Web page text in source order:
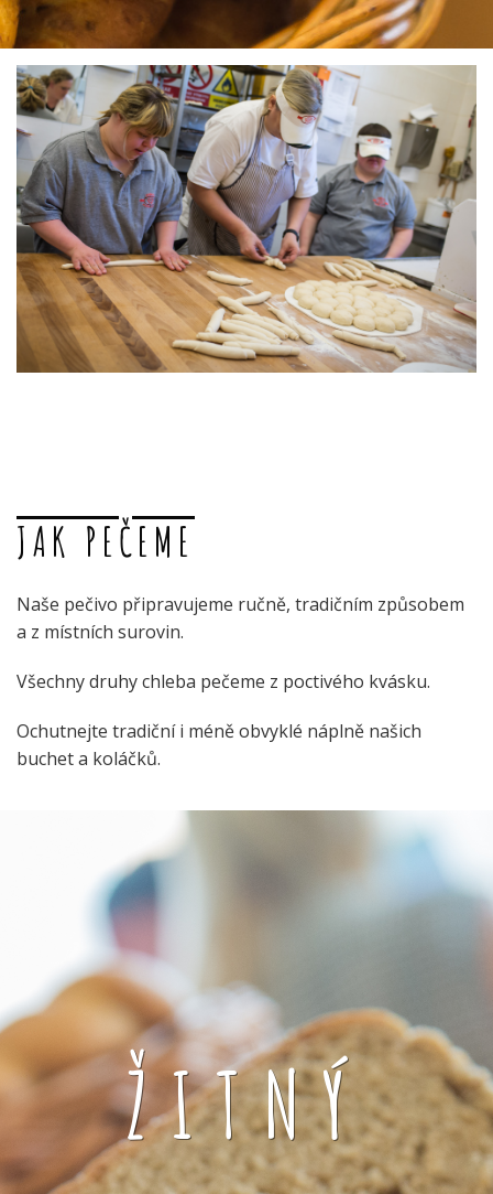
JAK PEČEME
Naše pečivo připravujeme ručně, tradičním způsobem
a z místních surovin.
Všechny druhy chleba pečeme z poctivého kvásku.
Ochutnejte tradiční i méně obvyklé náplně našich
buchet a koláčků.
ŽITNÝ